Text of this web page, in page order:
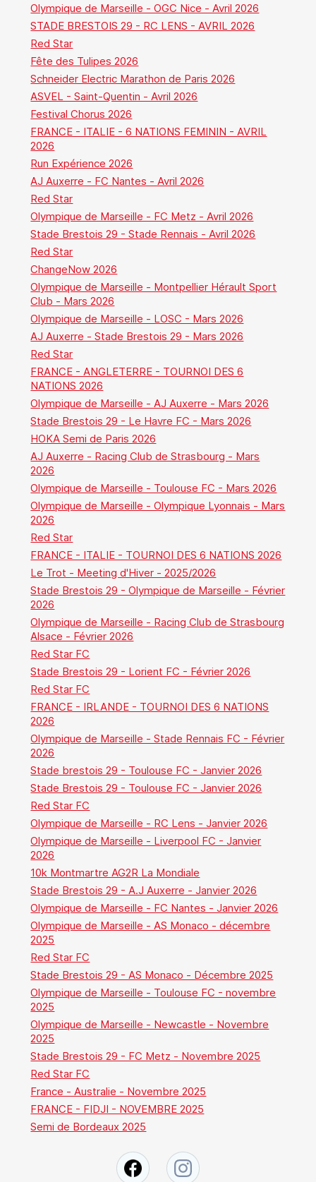
Olympique de Marseille - OGC Nice - Avril 2026
STADE BRESTOIS 29 - RC LENS - AVRIL 2026
Red Star
Fête des Tulipes 2026
Schneider Electric Marathon de Paris 2026
ASVEL - Saint-Quentin - Avril 2026
Festival Chorus 2026
FRANCE - ITALIE - 6 NATIONS FEMININ - AVRIL
2026
Run Expérience 2026
AJ Auxerre - FC Nantes - Avril 2026
Red Star
Olympique de Marseille - FC Metz - Avril 2026
Stade Brestois 29 - Stade Rennais - Avril 2026
Red Star
ChangeNow 2026
Olympique de Marseille - Montpellier Hérault Sport
Club - Mars 2026
Olympique de Marseille - LOSC - Mars 2026
AJ Auxerre - Stade Brestois 29 - Mars 2026
Red Star
FRANCE - ANGLETERRE - TOURNOI DES 6
NATIONS 2026
Olympique de Marseille - AJ Auxerre - Mars 2026
Stade Brestois 29 - Le Havre FC - Mars 2026
HOKA Semi de Paris 2026
AJ Auxerre - Racing Club de Strasbourg - Mars
2026
Olympique de Marseille - Toulouse FC - Mars 2026
Olympique de Marseille - Olympique Lyonnais - Mars
2026
Red Star
FRANCE - ITALIE - TOURNOI DES 6 NATIONS 2026
Le Trot - Meeting d'Hiver - 2025/2026
Stade Brestois 29 - Olympique de Marseille - Février
2026
Olympique de Marseille - Racing Club de Strasbourg
Alsace - Février 2026
Red Star FC
Stade Brestois 29 - Lorient FC - Février 2026
Red Star FC
FRANCE - IRLANDE - TOURNOI DES 6 NATIONS
2026
Olympique de Marseille - Stade Rennais FC - Février
2026
Stade brestois 29 - Toulouse FC - Janvier 2026
Stade Brestois 29 - Toulouse FC - Janvier 2026
Red Star FC
Olympique de Marseille - RC Lens - Janvier 2026
Olympique de Marseille - Liverpool FC - Janvier
2026
10k Montmartre AG2R La Mondiale
Stade Brestois 29 - A.J Auxerre - Janvier 2026
Olympique de Marseille - FC Nantes - Janvier 2026
Olympique de Marseille - AS Monaco - décembre
2025
Red Star FC
Stade Brestois 29 - AS Monaco - Décembre 2025
Olympique de Marseille - Toulouse FC - novembre
2025
Olympique de Marseille - Newcastle - Novembre
2025
Stade Brestois 29 - FC Metz - Novembre 2025
Red Star FC
France - Australie - Novembre 2025
FRANCE - FIDJI - NOVEMBRE 2025
Semi de Bordeaux 2025